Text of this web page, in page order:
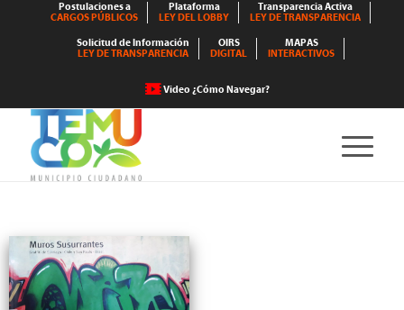
Postulaciones a
CARGOS PÚBLICOS
Plataforma
LEY DEL LOBBY
Transparencia Activa
LEY DE TRANSPARENCIA
Solicitud de Información
LEY DE TRANSPARENCIA
OIRS
DIGITAL
MAPAS
INTERACTIVOS
Video ¿Cómo Navegar?